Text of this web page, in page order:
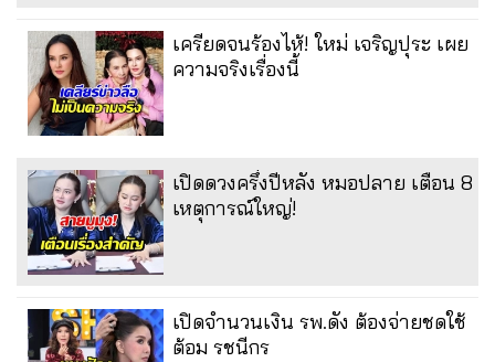
เครียดจนร้องไห้! ใหม่ เจริญปุระ เผย
ความจริงเรื่องนี้
เปิดดวงครึ่งปีหลัง หมอปลาย เตือน 8
เหตุการณ์ใหญ่!
เปิดจำนวนเงิน รพ.ดัง ต้องจ่ายชดใช้
ต้อม รชนีกร